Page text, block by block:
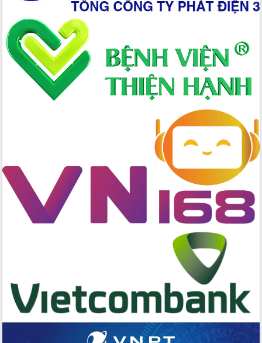
Bí thư Tỉnh ủy Lương Nguyễn Minh
Triết kiểm tra việc thực hiện chống
khai thác IUU
Hội thảo chuyên đề “Hành trình xuất
khẩu nông sản Việt Nam qua thương
mại điện tử cùng Amazon”
Đại hội Thi đua yêu nước tỉnh Đắk Lắk
lần thứ I (2025-2030)
thấp
Tọa đàm kỷ niệm 95 năm Ngày thành
lập Hội Liên hiệp Phụ nữ Việt Nam
Đắk Lắk tổ chức Ngày hội Chuyển đổi
số với chủ đề: “Công nghệ số - kiến
“Hồ sơ phi địa giới – Bước tiến mới
trong cải cách hành chính”
Phó Chủ tịch UBND tỉnh Nguyễn Thiên
Văn kiểm tra công tác chống khai thác
IUU và nuôi trồng thủy sản